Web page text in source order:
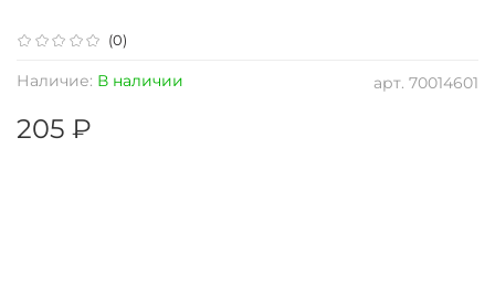
(0)
арт. 70014601
Наличие: В наличии
205 ₽